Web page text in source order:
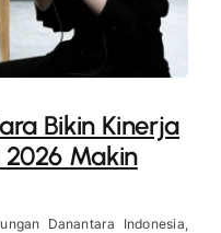
Bikin Kinerja
2026 Makin
Danantara Indonesia,